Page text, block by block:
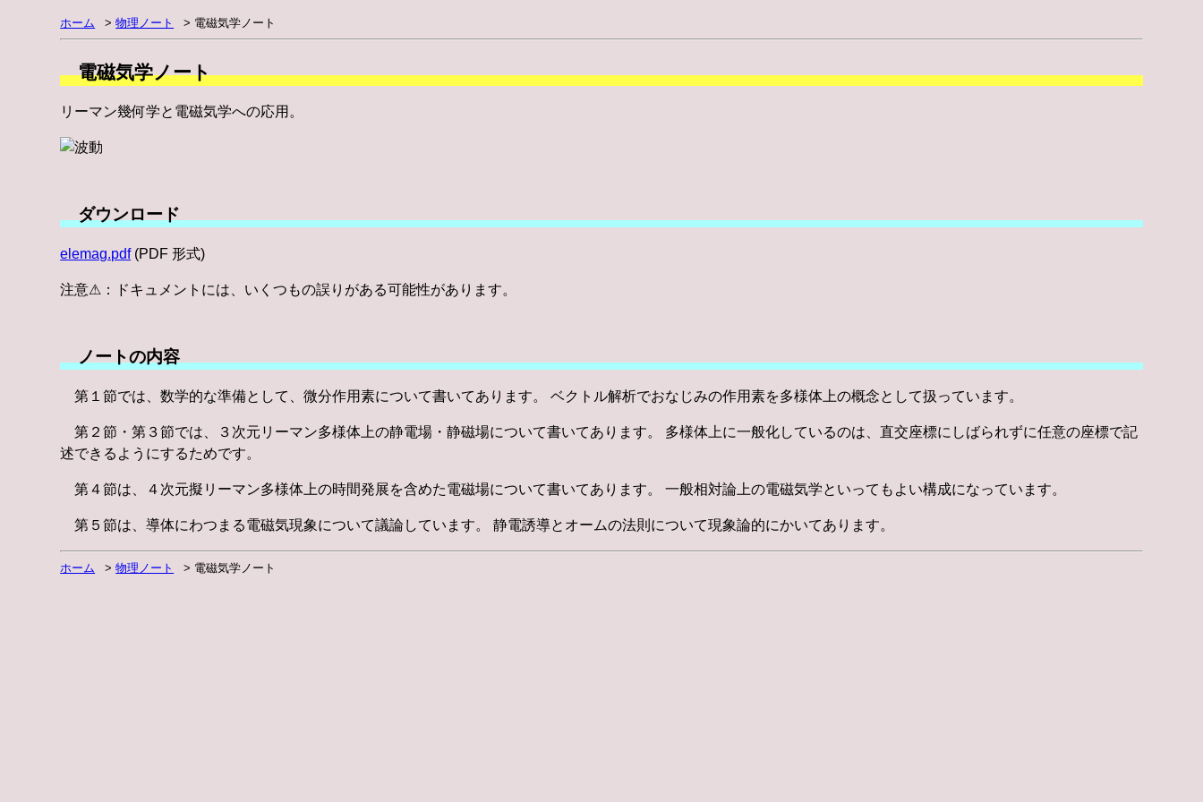
ホーム 物理ノート 電磁気学ノート
電磁気学ノート
リーマン幾何学と電磁気学への応用。
ダウンロード
elemag.pdf(PDF 形式)
注意⚠：ドキュメントには、いくつもの誤りがある可能性があります。
ノートの内容
第１節では、数学的な準備として、微分作用素について書いてあります。 ベクトル解析でおなじみの作用素を多様体上の概念として扱っています。
第２節・第３節では、３次元リーマン多様体上の静電場・静磁場について書いてあります。 多様体上に一般化しているのは、直交座標にしばられずに任意の座標で記
述できるようにするためです。
第４節は、４次元擬リーマン多様体上の時間発展を含めた電磁場について書いてあります。 一般相対論上の電磁気学といってもよい構成になっています。
第５節は、導体にわつまる電磁気現象について議論しています。 静電誘導とオームの法則について現象論的にかいてあります。
ホーム 物理ノート 電磁気学ノート